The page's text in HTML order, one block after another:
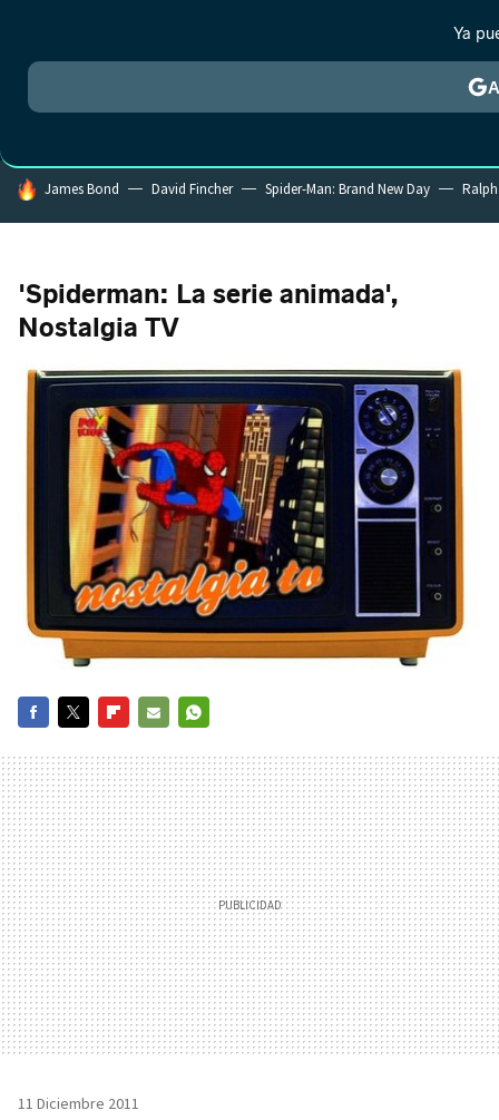
MENÚ NUEVO
HOY SE HABLA DE
James Bond David Fincher Spider-Man: Brand New Day
'Spiderman: La serie animada',
Nostalgia TV
MAIL
11 Diciembre 2011
Ya